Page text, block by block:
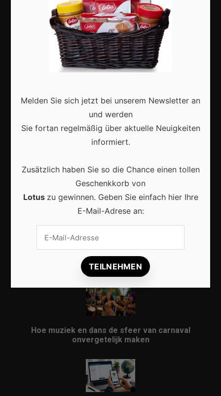
Karneval in Deutschland: Traditionen, Kostüme und
moderne Feierkultur
Karneval in Berlin erleben: Kreativität, Kultur und
Gemeinschaft auf einzigartige Weise entdecken
Vrijwilligers maken van carnaval een onvergetelijk
evenement
Hoe muziek en dans de sfeer van carnaval
onvergetelijk maken
Melden Sie sich jetzt bei unserem Newsletter an
und werden
Sie fortan regelmäßig über aktuelle Neuigkeiten
informiert.
Zusätzlich haben Sie so die Chance einen tollen
Geschenkkorb von
Lotus zu gewinnen. Geben Sie einfach hier Ihre
E-Mail-Adrese an: